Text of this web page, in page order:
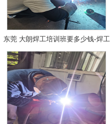
东莞 大朗焊工培训班要多少钱-焊工
报名